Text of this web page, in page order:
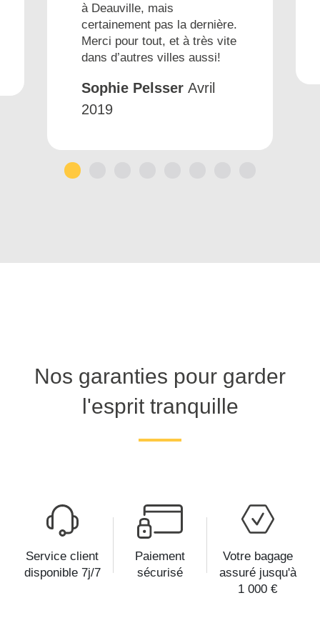
à Deauville, mais
certainement pas la dernière.
Merci pour tout, et à très vite
dans d’autres villes aussi!
Sophie Pelsser Avril
2019
Nos garanties pour garder
l'esprit tranquille
Service client
disponible 7j/7
Paiement
sécurisé
Votre bagage
assuré jusqu'à
1 000 €